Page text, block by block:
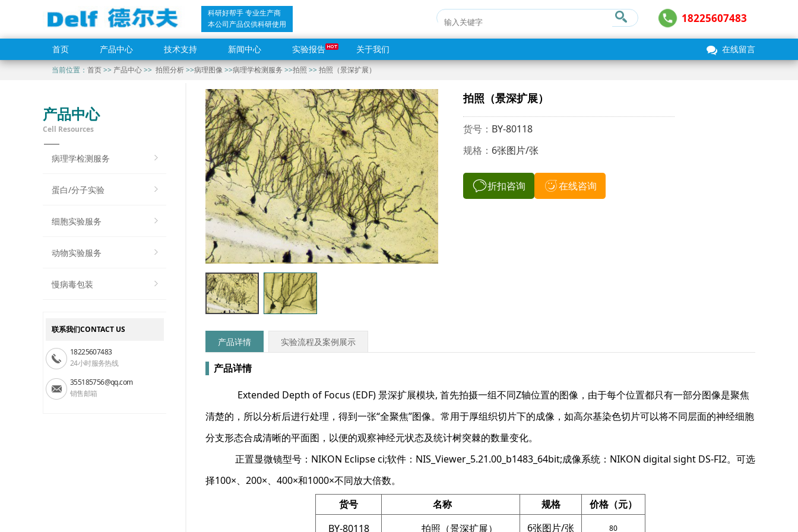
科研好帮手 专业生产商
本公司产品仅供科研使用
18225607483
首页 产品中心 技术支持 新闻中心 实验报告 关于我们 在线留言
当前位置： 首页>> 产品中心>> 拍照分析>>病理图像 >>病理学检测服务 >>拍照 >>拍照（景深扩展）
产品中心
Cell Resources
病理学检测服务
蛋白/分子实验
细胞实验服务
动物实验服务
慢病毒包装
联系我们CONTACT US
18225607483
24小时服务热线
355185756@qq.com
销售邮箱
拍照（景深扩展）
货号： BY-80118
规格： 6张图片/张
折扣咨询 在线咨询
产品详情 实验流程及案例展示
产品详情
Extended Depth of Focus (EDF) 景深扩展模块, 首先拍摄一组不同Z轴位置的图像，由于每个位置都只有一部分图像是聚焦
清楚的，所以分析后进行处理，得到一张“全聚焦”图像。常用于厚组织切片下的成像，如高尔基染色切片可以将不同层面的神经细胞
分支形态合成清晰的平面图，以便的观察神经元状态及统计树突棘的数量变化。
正置显微镜型号：NIKON Eclipse ci;软件：NIS_Viewer_5.21.00_b1483_64bit;成像系统：NIKON digital sight DS-FI2。可选
择100×、200×、400×和1000×不同放大倍数。
货号
名称 规格
价格（元）
BY-80118
拍照（景深扩展） 6张图片/张 80